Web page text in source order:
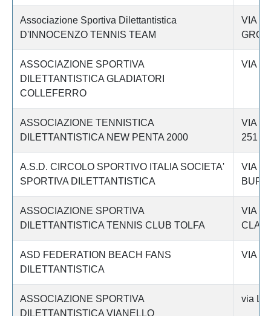
Associazione Sportiva Dilettantistica
D'INNOCENZO TENNIS TEAM
VIA DI
ASSOCIAZIONE SPORTIVA
DILETTANTISTICA GLADIATORI
COLLEFERRO
VIA
ASSOCIAZIONE TENNISTICA
DILETTANTISTICA NEW PENTA 2000
VIA
251
A.S.D. CIRCOLO SPORTIVO ITALIA SOCIETA'
SPORTIVA DILETTANTISTICA
VIA
ASSOCIAZIONE SPORTIVA
DILETTANTISTICA TENNIS CLUB TOLFA
VIA
ASD FEDERATION BEACH FANS
DILETTANTISTICA
VIA
ASSOCIAZIONE SPORTIVA
DILETTANTISTICA VIANELLO
via